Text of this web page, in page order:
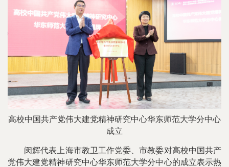
高校中国共产党伟大建党精神研究中心华东师范大学分中心
成立
闵辉代表上海市教卫工作党委、市教委对高校中国共产
党伟大建党精神研究中心华东师范大学分中心的成立表示热